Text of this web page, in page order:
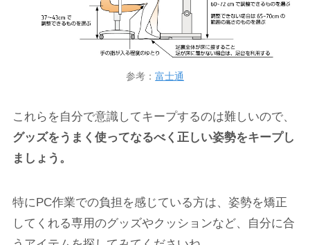
参考： 富士通
これらを自分で意識してキープするのは難しいので、
グッズをうまく使ってなるべく正しい姿勢をキープし
ましょう。
特にPC作業での負担を感じている方は、姿勢を矯正
してくれる専用のグッズやクッションなど、自分に合